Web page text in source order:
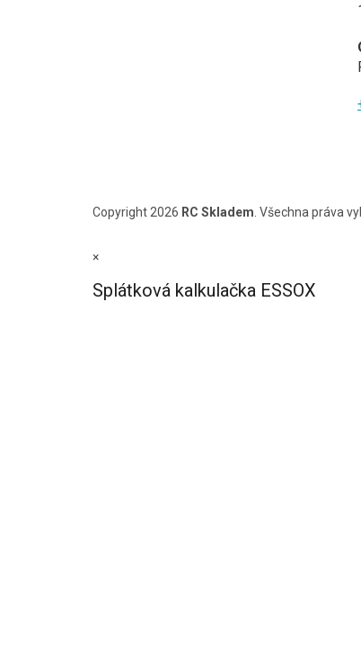
Copyright 2026 RC Skladem . Všechna práva
×
Splátková kalkulačka ESSOX